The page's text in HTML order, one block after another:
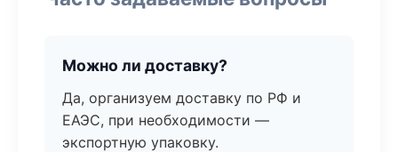
Можно ли доставку?
Да, организуем доставку по РФ и
ЕАЭС, при необходимости —
экспортную упаковку.